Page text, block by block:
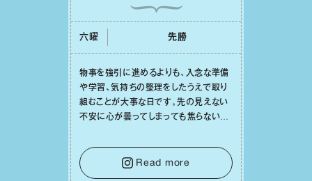
六曜 先勝
物事を強引に進めるよりも、⼊念な準備
や学習、気持ちの整理をしたうえで取り
組むことが⼤事な⽇です。先の⾒えない
不安に⼼が曇ってしまっても焦らない
⾝や疲れていそうな⼈をいたわることに
時間を使いましょう。ここでしっかりとエ
ネルギーを蓄え、困難を乗り越える⼒に
Read more